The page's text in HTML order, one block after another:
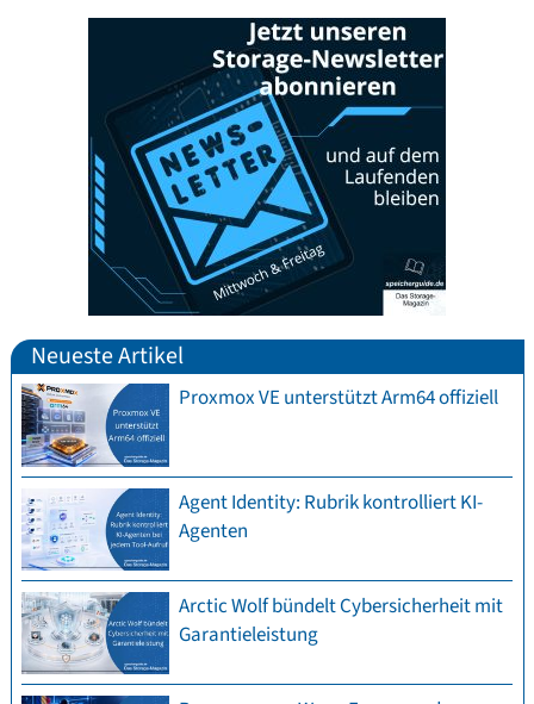
Neueste Artikel
Proxmox VE unterstützt Arm64 offiziell
Agent Identity: Rubrik kontrolliert KI-
Agenten
Arctic Wolf bündelt Cybersicherheit mit
Garantieleistung